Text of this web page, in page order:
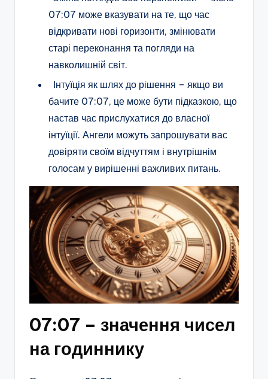
07:07 може вказувати на те, що час
відкривати нові горизонти, змінювати
старі переконання та погляди на
навколишній світ.
Інтуїція як шлях до рішення – якщо ви
бачите 07:07, це може бути підказкою, що
настав час прислухатися до власної
інтуїції. Ангели можуть запрошувати вас
довіряти своїм відчуттям і внутрішнім
голосам у вирішенні важливих питань.
07:07 – значення чисел
на годиннику